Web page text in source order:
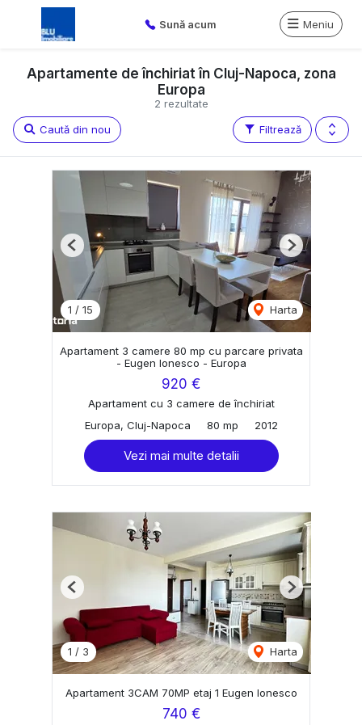
Sună acum Meniu
2 rezultate
Apartamente de închiriat în Cluj-Napoca, zona
Europa
Filtrează
Caută din nou
1 / 15 Harta
Previous Next
Apartament 3 camere 80 mp cu parcare privata
- Eugen Ionesco - Europa
920 €
Apartament cu 3 camere de închiriat
Europa, Cluj-Napoca
80 mp 2012
Vezi mai multe detalii
1 / 3 Harta
Previous Next
Apartament 3CAM 70MP etaj 1 Eugen Ionesco
740 €